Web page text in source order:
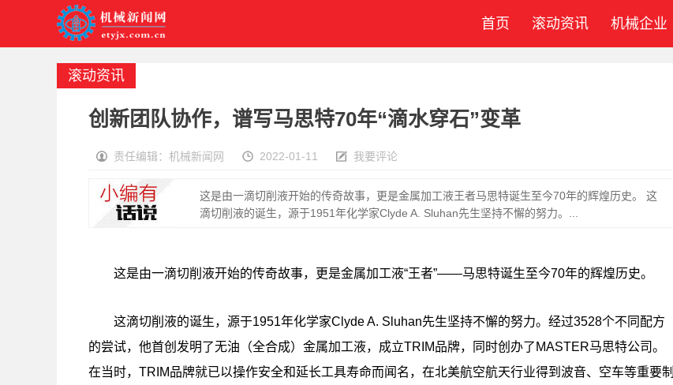
首页 滚动资讯 机械企业
滚动资讯
创新团队协作，谱写马思特70年“滴水穿石”变革
责任编辑：机械新闻网 2022-01-11 我要评论
这是由一滴切削液开始的传奇故事，更是金属加工液王者马思特诞生至今70年的辉煌历史。 这
滴切削液的诞生，源于1951年化学家Clyde A. Sluhan先生坚持不懈的努力。...
这是由一滴切削液开始的传奇故事，更是金属加工液“王者”——马思特诞生至今70年的辉煌历史。
这滴切削液的诞生，源于1951年化学家Clyde A. Sluhan先生坚持不懈的努力。经过3528个不同配方
的尝试，他首创发明了无油（全合成）金属加工液，成立TRIM品牌，同时创办了MASTER马思特公司。
在当时，TRIM品牌就已以操作安全和延长工具寿命而闻名，在北美航空航天行业得到波音、空车等重要制